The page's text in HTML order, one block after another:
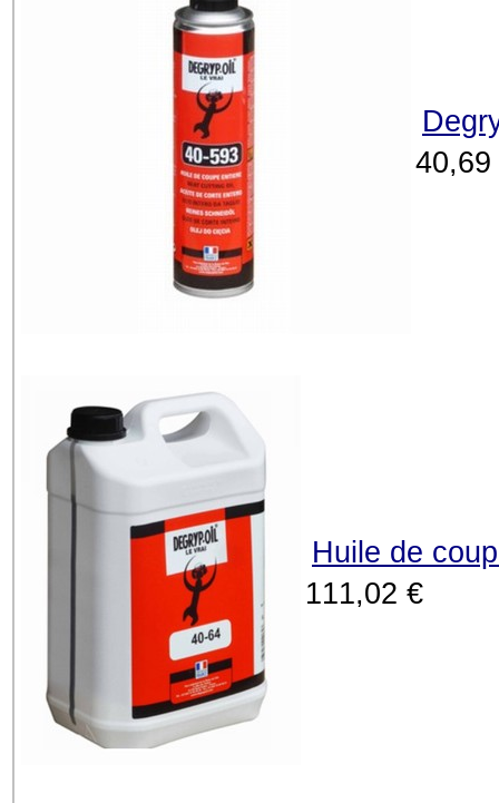
40,69
Huile de
111,02 €